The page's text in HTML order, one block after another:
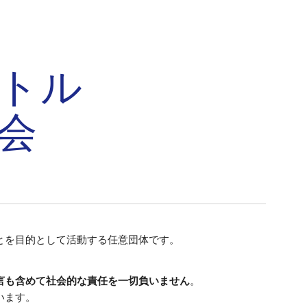
ル
目的として活動する任意団体です。
含めて社会的な責任を一切負いません。
す。